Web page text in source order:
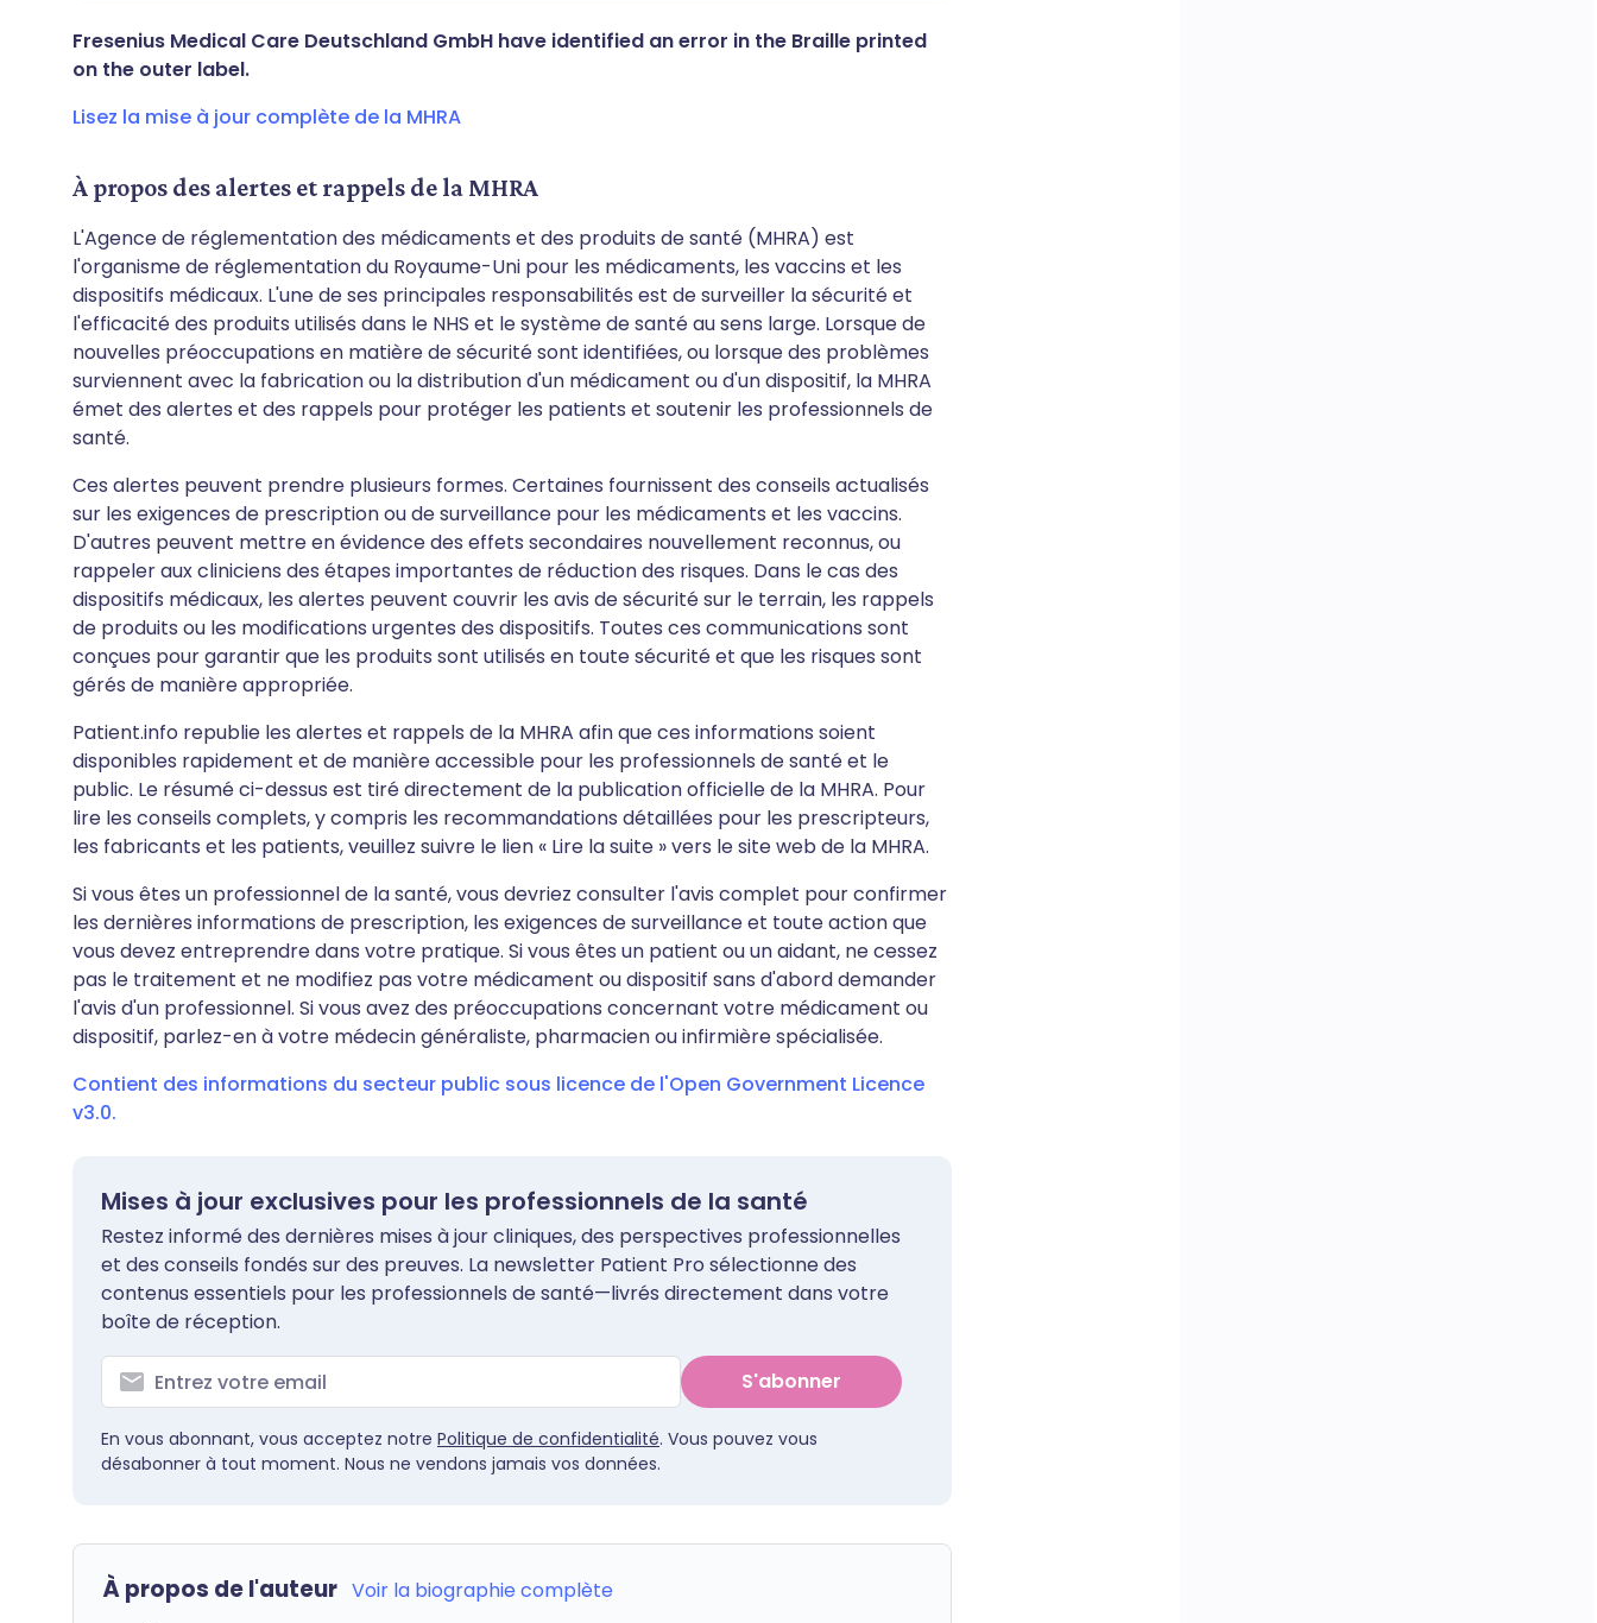
Partager via X
🇮🇳 हिन्दी
Fresenius Medical Care Deutschland GmbH have identified an error in the Braille printed
on the outer label.
Lisez la mise à jour complète de la MHRA
À propos des alertes et rappels de la MHRA
L'Agence de réglementation des médicaments et des produits de santé (MHRA) est
l'organisme de réglementation du Royaume-Uni pour les médicaments, les vaccins et les
dispositifs médicaux. L'une de ses principales responsabilités est de surveiller la sécurité et
l'efficacité des produits utilisés dans le NHS et le système de santé au sens large. Lorsque de
nouvelles préoccupations en matière de sécurité sont identifiées, ou lorsque des problèmes
surviennent avec la fabrication ou la distribution d'un médicament ou d'un dispositif, la MHRA
émet des alertes et des rappels pour protéger les patients et soutenir les professionnels de
santé.
Ces alertes peuvent prendre plusieurs formes. Certaines fournissent des conseils actualisés
sur les exigences de prescription ou de surveillance pour les médicaments et les vaccins.
D'autres peuvent mettre en évidence des effets secondaires nouvellement reconnus, ou
rappeler aux cliniciens des étapes importantes de réduction des risques. Dans le cas des
dispositifs médicaux, les alertes peuvent couvrir les avis de sécurité sur le terrain, les rappels
de produits ou les modifications urgentes des dispositifs. Toutes ces communications sont
conçues pour garantir que les produits sont utilisés en toute sécurité et que les risques sont
gérés de manière appropriée.
Patient.info republie les alertes et rappels de la MHRA afin que ces informations soient
disponibles rapidement et de manière accessible pour les professionnels de santé et le
public. Le résumé ci-dessus est tiré directement de la publication officielle de la MHRA. Pour
lire les conseils complets, y compris les recommandations détaillées pour les prescripteurs,
les fabricants et les patients, veuillez suivre le lien « Lire la suite » vers le site web de la MHRA.
Si vous êtes un professionnel de la santé, vous devriez consulter l'avis complet pour confirmer
les dernières informations de prescription, les exigences de surveillance et toute action que
vous devez entreprendre dans votre pratique. Si vous êtes un patient ou un aidant, ne cessez
pas le traitement et ne modifiez pas votre médicament ou dispositif sans d'abord demander
l'avis d'un professionnel. Si vous avez des préoccupations concernant votre médicament ou
dispositif, parlez-en à votre médecin généraliste, pharmacien ou infirmière spécialisée.
Contient des informations du secteur public sous licence de l'Open Government Licence
v3.0.
Mises à jour exclusives pour les professionnels de la santé
Restez informé des dernières mises à jour cliniques, des perspectives professionnelles
et des conseils fondés sur des preuves. La newsletter Patient Pro sélectionne des
contenus essentiels pour les professionnels de santé—livrés directement dans votre
boîte de réception.
S'abonner
En vous abonnant, vous acceptez notre Politique de confidentialité. Vous pouvez vous
désabonner à tout moment. Nous ne vendons jamais vos données.
À propos de l'auteur Voir la biographie complète